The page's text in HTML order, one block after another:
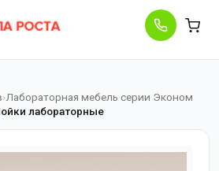
Лабораторная мебель серии Эконом
лабораторные